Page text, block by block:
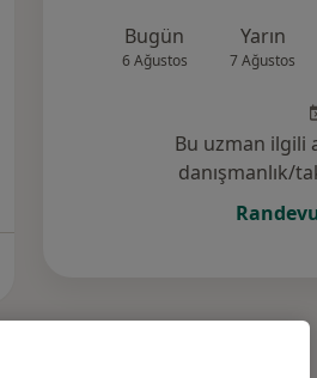
Bugün
6 Ağustos
Yarın
7 Ağustos
Bu uzman ilgili
danışmanlık/